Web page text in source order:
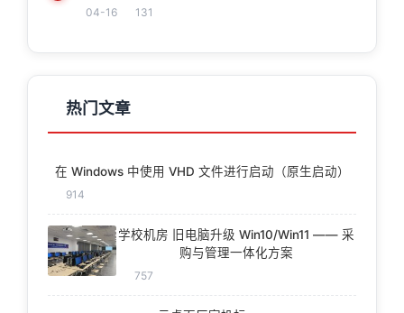
04-16 131
热门文章
在 Windows 中使用 VHD 文件进行启动（原生启动）
914
学校机房 旧电脑升级 Win10/Win11 —— 采
购与管理一体化方案
757